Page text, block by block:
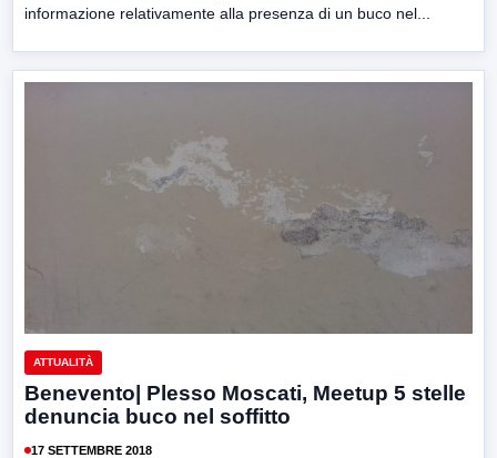
informazione relativamente alla presenza di un buco nel...
ATTUALITÀ
Benevento| Plesso Moscati, Meetup 5 stelle
denuncia buco nel soffitto
17 SETTEMBRE 2018